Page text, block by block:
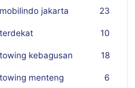
jakarta 23
10
kebagusan 18
menteng 6